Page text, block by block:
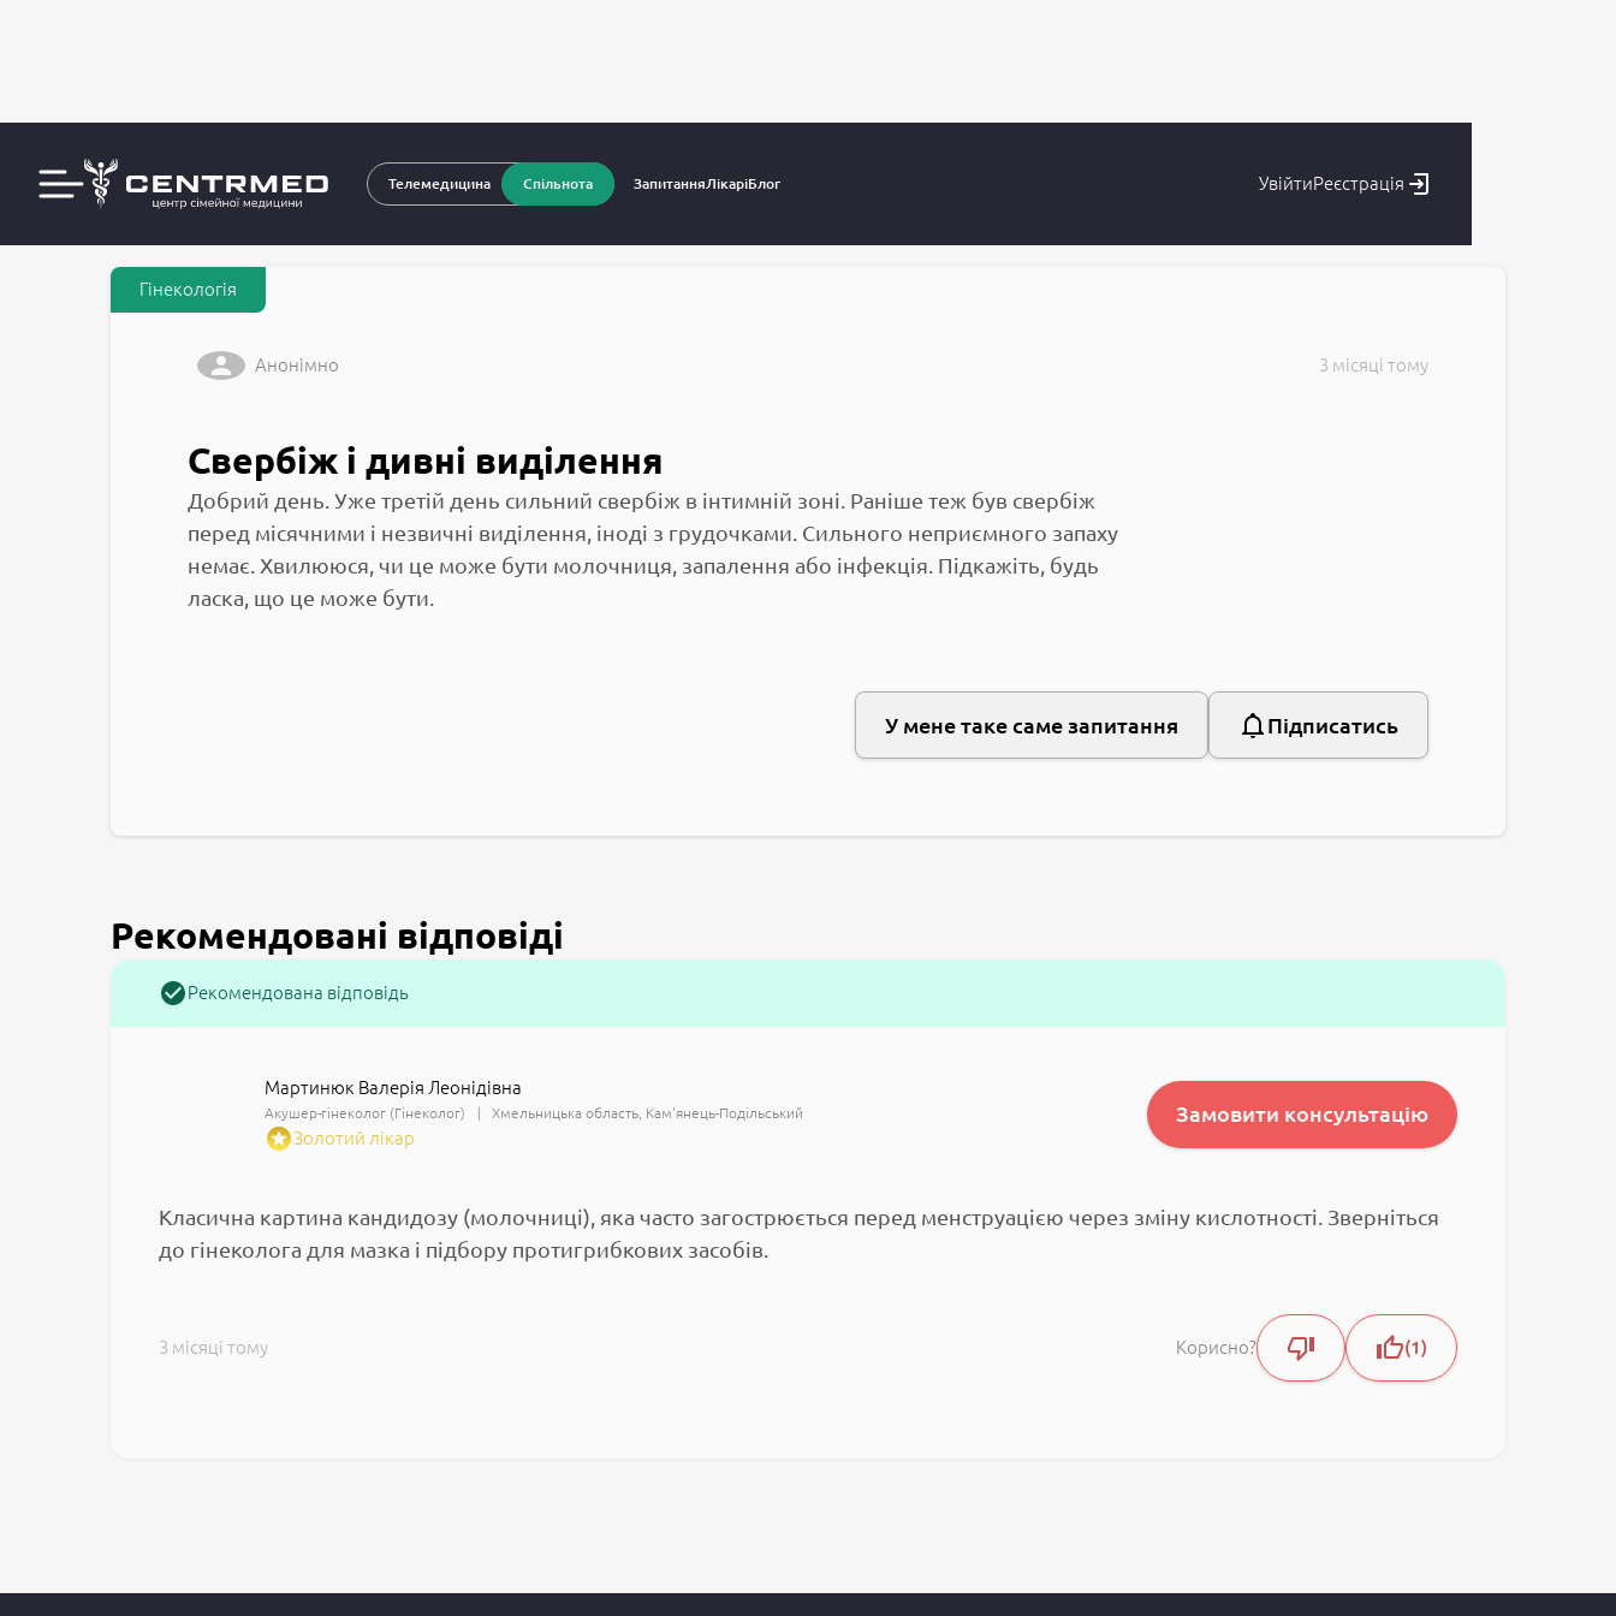
Телемедицина Спільнота ЗапитанняЛікаріБлог УвійтиРеєстрація
CENTRMED: Задай питання лікарю онлайн Запитання до лікарів
Гінекологія
Анонімно 3 місяці тому
Свербіж і дивні виділення
Добрий день. Уже третій день сильний свербіж в інтимній зоні. Раніше теж був свербіж
перед місячними і незвичні виділення, іноді з грудочками. Сильного неприємного запаху
немає. Хвилююся, чи це може бути молочниця, запалення або інфекція. Підкажіть, будь
ласка, що це може бути.
У мене таке саме запитання Підписатись
Рекомендовані відповіді
Рекомендована відповідь
Мартинюк Валерія Леонідівна
Акушер-гінеколог (Гінеколог) Хмельницька область Кам'янець-Подільський
Золотий лікар
Замовити консультацію
Класична картина кандидозу (молочниці), яка часто загострюється перед менструацією через зміну кислотності. Зверніться
до гінеколога для мазка і підбору протигрибкових засобів.
3 місяці тому Корисно? 1